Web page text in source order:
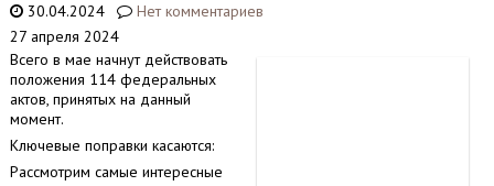
30.04.2024
Нет комментариев
27 апреля 2024
Всего в мае начнут действовать
положения 114 федеральных
актов, принятых на данный
момент.
Ключевые поправки касаются:
Рассмотрим самые интересные